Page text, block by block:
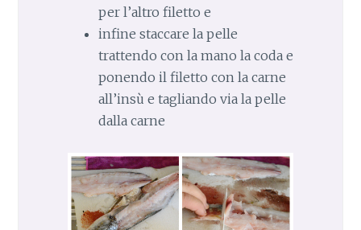
per l’altro filetto e
infine staccare la pelle
trattendo con la mano la coda e
ponendo il filetto con la carne
all’insù e tagliando via la pelle
dalla carne